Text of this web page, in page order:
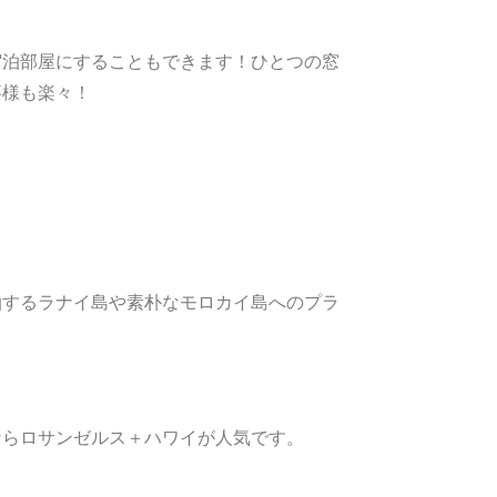
部屋にすることもできます！ひとつの窓
も楽々！
るラナイ島や素朴なモロカイ島へのプラ
サンゼルス＋ハワイが人気です。